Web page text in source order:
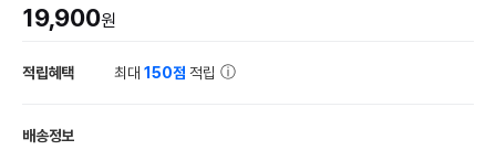
19,900원
적립혜택 최대150점 적립
배송정보